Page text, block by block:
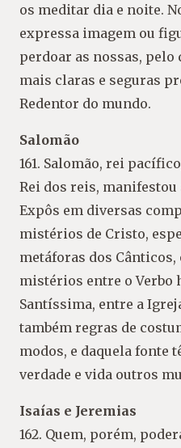
os meditar dia e noite.
expressa imagem ou
perdoar as nossas, pelo
mais claras e seguras
Redentor do mundo.
Salomão
161. Salomão, rei
Rei dos reis, manifestou
Expôs em diversas
mistérios de Cristo,
metáforas dos
mistérios entre o Verbo
Santíssima, entre a
também regras de
modos, e daquela fonte
verdade e vida outros
Isaías e Jeremias
162. Quem, porém,